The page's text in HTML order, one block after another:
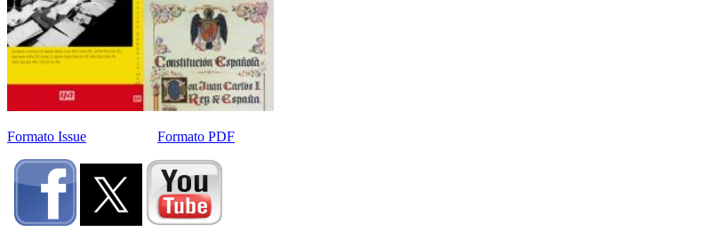
Formato Issue Formato PDF